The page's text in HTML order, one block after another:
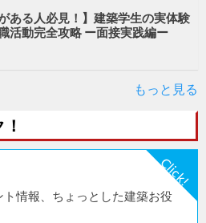
ある人必見！】建築学生の実体験
活動完全攻略 ー面接実践編ー
もっと見る
情報、ちょっとした建築お役